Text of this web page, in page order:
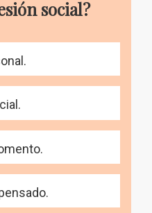
social?